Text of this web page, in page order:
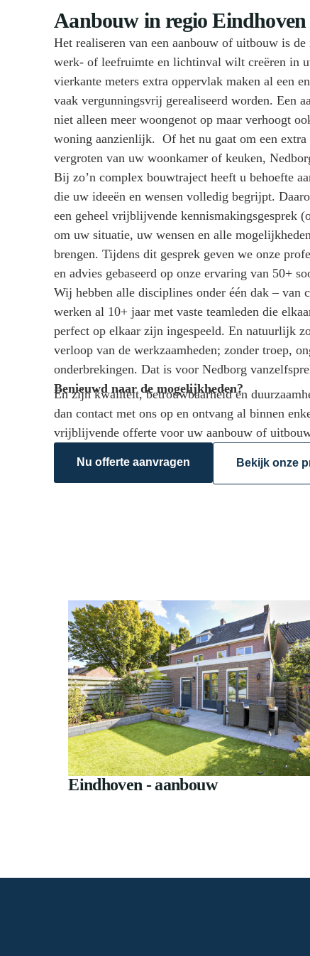
Aanbouw in regio
Het realiseren van een aanbouw of uitbouw is
werk- of leefruimte en lichtinval wilt creëren in
vierkante meters extra oppervlak maken al een
vaak vergunningsvrij gerealiseerd worden. Een
niet alleen meer woongenot op maar verhoogt
woning aanzienlijk. Of het nu gaat om een extra
vergroten van uw woonkamer of keuken,
Bij zo’n complex bouwtraject heeft u behoefte
die uw ideeën en wensen volledig begrijpt.
een geheel vrijblijvende kennismakingsgesprek
om uw situatie, uw wensen en alle
brengen. Tijdens dit gesprek geven we onze
en advies gebaseerd op onze ervaring van 50+
Wij hebben alle disciplines onder één dak – van
werken al 10+ jaar met vaste teamleden die
perfect op elkaar zijn ingespeeld. En natuurlijk
verloop van de werkzaamheden; zonder troep,
onderbrekingen. Dat is voor Nedborg
Benieuwd naar de mogelijkheden?
En zijn kwaliteit, betrouwbaarheid en
dan contact met ons op en ontvang al binnen
vrijblijvende offerte voor uw aanbouw of
Nu offerte aanvragen Bekijk onze
Eindhoven - aanbouw